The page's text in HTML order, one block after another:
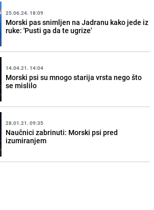
25.06.24. 18:09
Morski pas snimljen na Jadranu kako jede iz
ruke: 'Pusti ga da te ugrize'
14.04.21. 14:04
Morski psi su mnogo starija vrsta nego što
se mislilo
28.01.21. 09:35
Naučnici zabrinuti: Morski psi pred
izumiranjem